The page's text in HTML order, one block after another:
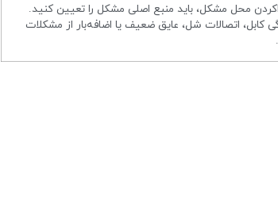
محل مشکل، باید منبع اصلی مشکل را تعیین کنید.
اتصالات شل، عایق ضعیف یا اضافه‌بار از مشکلات